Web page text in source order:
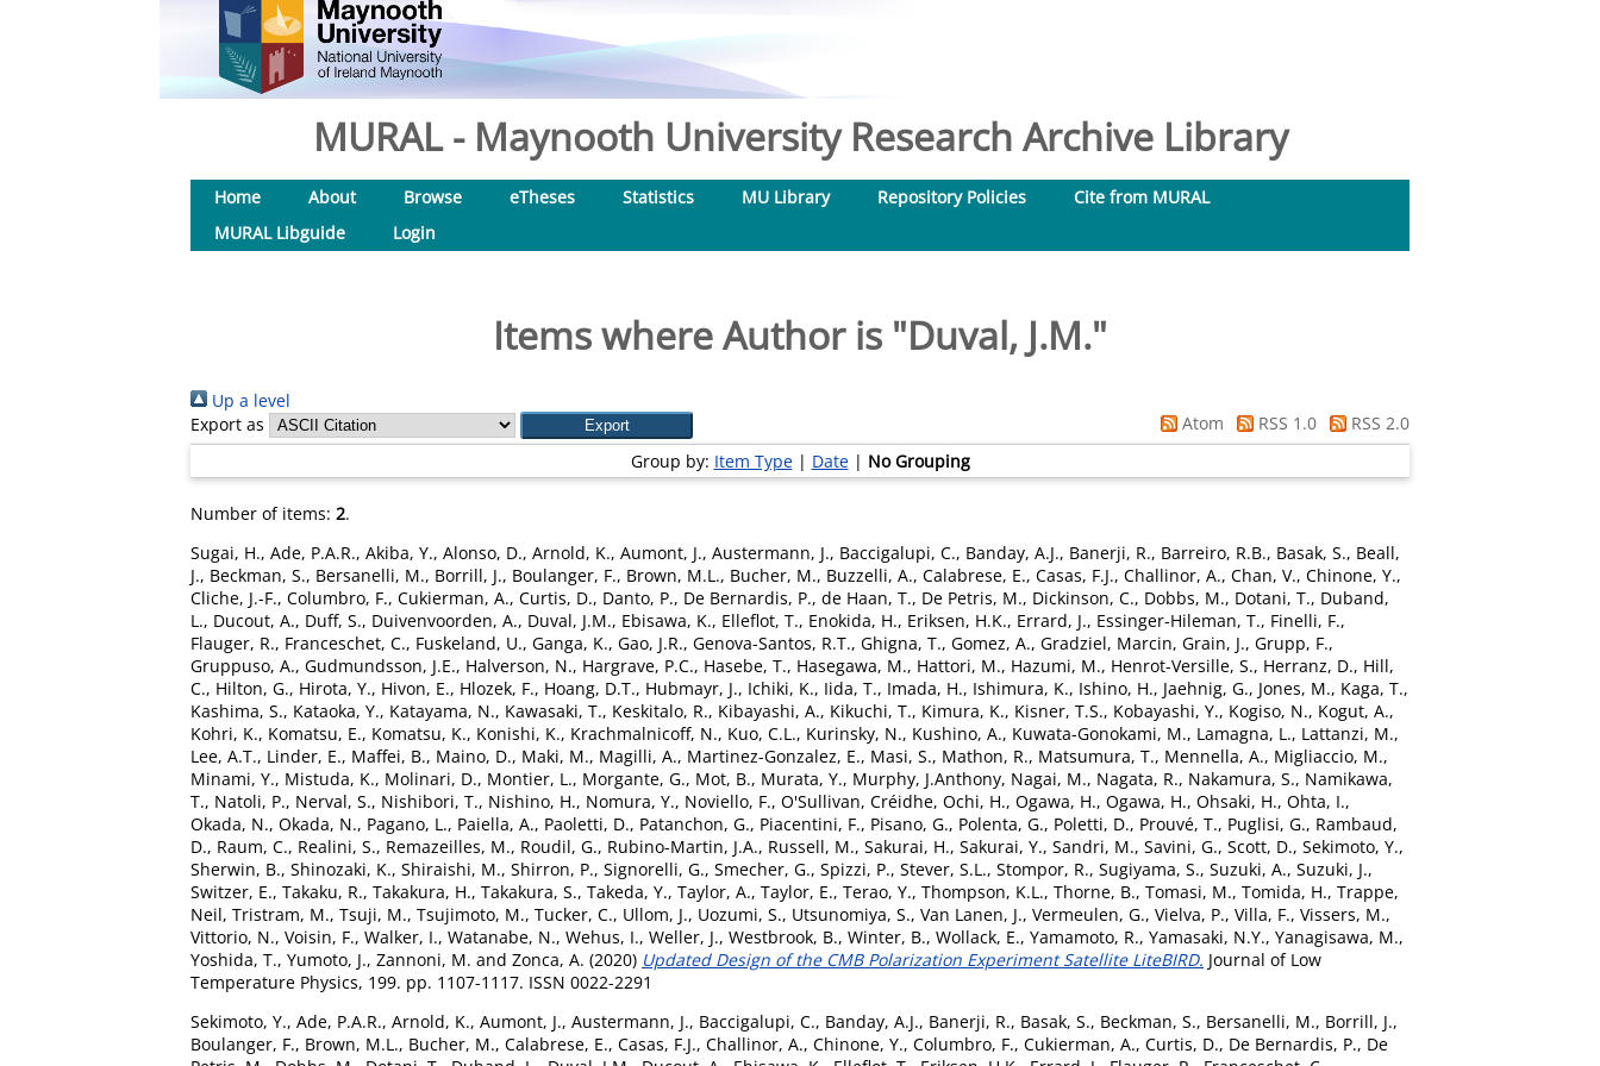
MURAL - Maynooth University Research Archive Library
Home About Browse eTheses Statistics MU Library Repository Policies
Cite from MURAL
MURAL Libguide
Login
Items where Author is "Duval, J.M."
Up a level
Export as
Atom RSS 1.0
RSS 2.0
Group by: Item Type| Date| No Grouping
Number of items: 2.
Sugai, H., Ade, P.A.R., Akiba, Y., Alonso, D., Arnold, K., Aumont, J., Austermann, J., Baccigalupi, C., Banday, A.J., Banerji, R., Barreiro, R.B., Basak, S., Beall,
J., Beckman, S., Bersanelli, M., Borrill, J., Boulanger, F., Brown, M.L., Bucher, M., Buzzelli, A., Calabrese, E., Casas, F.J., Challinor, A., Chan, V., Chinone, Y.,
Cliche, J.-F., Columbro, F., Cukierman, A., Curtis, D., Danto, P., De Bernardis, P., de Haan, T., De Petris, M., Dickinson, C., Dobbs, M., Dotani, T., Duband,
L., Ducout, A., Duff, S., Duivenvoorden, A., Duval, J.M., Ebisawa, K., Elleflot, T., Enokida, H., Eriksen, H.K., Errard, J., Essinger-Hileman, T., Finelli, F.,
Flauger, R., Franceschet, C., Fuskeland, U., Ganga, K., Gao, J.R., Genova-Santos, R.T., Ghigna, T., Gomez, A., Gradziel, Marcin, Grain, J., Grupp, F.,
Gruppuso, A., Gudmundsson, J.E., Halverson, N., Hargrave, P.C., Hasebe, T., Hasegawa, M., Hattori, M., Hazumi, M., Henrot-Versille, S., Herranz, D., Hill,
C., Hilton, G., Hirota, Y., Hivon, E., Hlozek, F., Hoang, D.T., Hubmayr, J., Ichiki, K., Iida, T., Imada, H., Ishimura, K., Ishino, H., Jaehnig, G., Jones, M., Kaga, T.,
Kashima, S., Kataoka, Y., Katayama, N., Kawasaki, T., Keskitalo, R., Kibayashi, A., Kikuchi, T., Kimura, K., Kisner, T.S., Kobayashi, Y., Kogiso, N., Kogut, A.,
Kohri, K., Komatsu, E., Komatsu, K., Konishi, K., Krachmalnicoff, N., Kuo, C.L., Kurinsky, N., Kushino, A., Kuwata-Gonokami, M., Lamagna, L., Lattanzi, M.,
Lee, A.T., Linder, E., Maffei, B., Maino, D., Maki, M., Magilli, A., Martinez-Gonzalez, E., Masi, S., Mathon, R., Matsumura, T., Mennella, A., Migliaccio, M.,
Minami, Y., Mistuda, K., Molinari, D., Montier, L., Morgante, G., Mot, B., Murata, Y., Murphy, J.Anthony, Nagai, M., Nagata, R., Nakamura, S., Namikawa,
T., Natoli, P., Nerval, S., Nishibori, T., Nishino, H., Nomura, Y., Noviello, F., O'Sullivan, Créidhe, Ochi, H., Ogawa, H., Ogawa, H., Ohsaki, H., Ohta, I.,
Okada, N., Okada, N., Pagano, L., Paiella, A., Paoletti, D., Patanchon, G., Piacentini, F., Pisano, G., Polenta, G., Poletti, D., Prouvé, T., Puglisi, G., Rambaud,
D., Raum, C., Realini, S., Remazeilles, M., Roudil, G., Rubino-Martin, J.A., Russell, M., Sakurai, H., Sakurai, Y., Sandri, M., Savini, G., Scott, D., Sekimoto, Y.,
Sherwin, B., Shinozaki, K., Shiraishi, M., Shirron, P., Signorelli, G., Smecher, G., Spizzi, P., Stever, S.L., Stompor, R., Sugiyama, S., Suzuki, A., Suzuki, J.,
Switzer, E., Takaku, R., Takakura, H., Takakura, S., Takeda, Y., Taylor, A., Taylor, E., Terao, Y., Thompson, K.L., Thorne, B., Tomasi, M., Tomida, H., Trappe,
Neil, Tristram, M., Tsuji, M., Tsujimoto, M., Tucker, C., Ullom, J., Uozumi, S., Utsunomiya, S., Van Lanen, J., Vermeulen, G., Vielva, P., Villa, F., Vissers, M.,
Vittorio, N., Voisin, F., Walker, I., Watanabe, N., Wehus, I., Weller, J., Westbrook, B., Winter, B., Wollack, E., Yamamoto, R., Yamasaki, N.Y., Yanagisawa, M.,
Yoshida, T., Yumoto, J., Zannoni, M. and Zonca, A. (2020) Updated Design of the CMB Polarization Experiment Satellite LiteBIRD. Journal of Low
Temperature Physics, 199. pp. 1107-1117. ISSN 0022-2291
Sekimoto, Y., Ade, P.A.R., Arnold, K., Aumont, J., Austermann, J., Baccigalupi, C., Banday, A.J., Banerji, R., Basak, S., Beckman, S., Bersanelli, M., Borrill, J.,
Boulanger, F., Brown, M.L., Bucher, M., Calabrese, E., Casas, F.J., Challinor, A., Chinone, Y., Columbro, F., Cukierman, A., Curtis, D., De Bernardis, P., De